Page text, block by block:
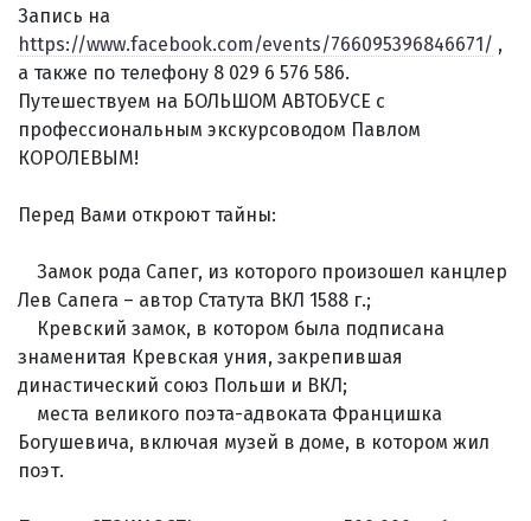
Запись на
https://www.facebook.com/events/766095396846671/ ,
а также по телефону 8 029 6 576 586.
Путешествуем на БОЛЬШОМ АВТОБУСЕ с
профессиональным экскурсоводом Павлом
КОРОЛЕВЫМ!
Перед Вами откроют тайны:
Замок рода Сапег, из которого произошел канцлер
Лев Сапега – автор Статута ВКЛ 1588 г.;
Кревский замок, в котором была подписана
знаменитая Кревская уния, закрепившая
династический союз Польши и ВКЛ;
места великого поэта-адвоката Францишка
Богушевича, включая музей в доме, в котором жил
поэт.